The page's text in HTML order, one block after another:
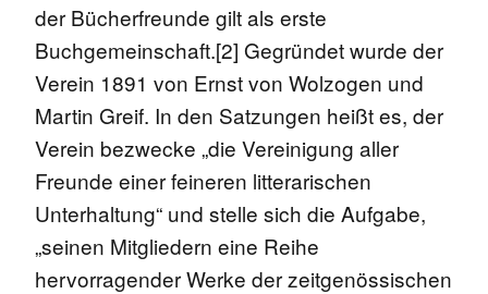
der Bücherfreunde gilt als erste
Buchgemeinschaft.[2] Gegründet wurde der
Verein 1891 von Ernst von Wolzogen und
Martin Greif. In den Satzungen heißt es, der
Verein bezwecke „die Vereinigung aller
Freunde einer feineren litterarischen
Unterhaltung“ und stelle sich die Aufgabe,
„seinen Mitgliedern eine Reihe
hervorragender Werke der zeitgenössischen